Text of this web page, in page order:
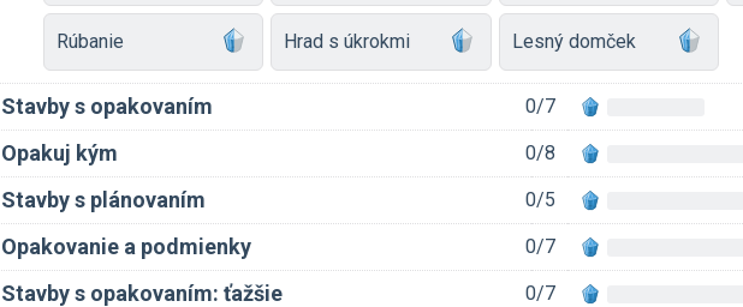
Rúbanie Hrad s úkrokmi Lesný domček
Stavby s opakovaním 0/7
Opakuj kým 0/8
Stavby s plánovaním 0/5
Opakovanie a podmienky 0/7
Stavby s opakovaním: ťažšie 0/7